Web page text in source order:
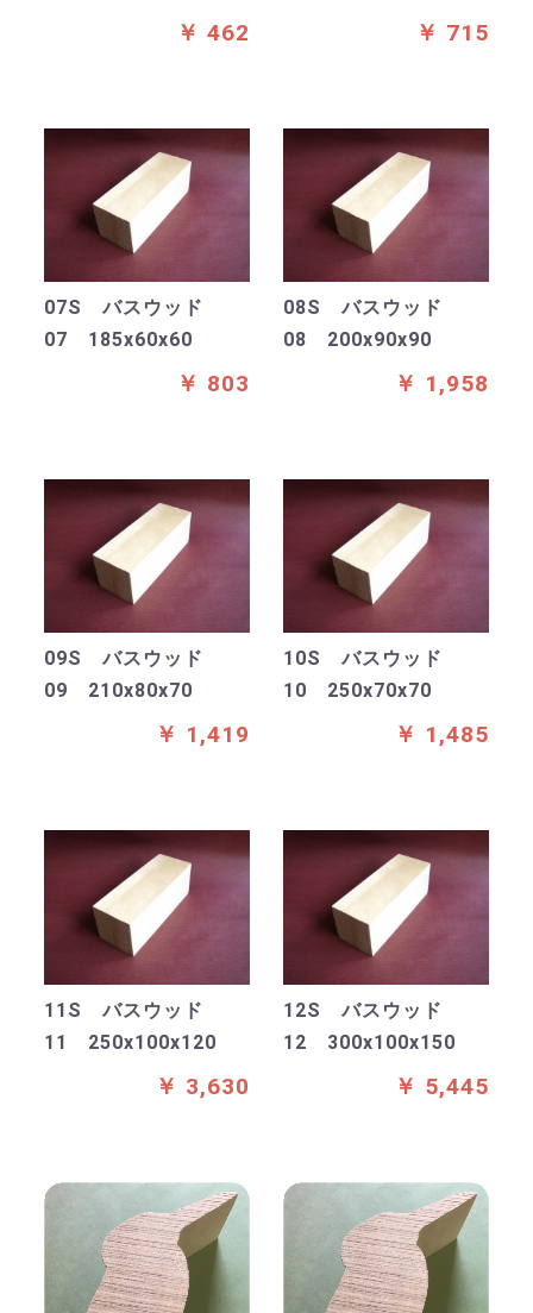
￥ 462 ￥ 715
07S バスウッド
07 185x60x60
￥ 803
08S バスウッド
08 200x90x90
￥ 1,958
09S バスウッド
09 210x80x70
￥ 1,419
10S バスウッド
10 250x70x70
￥ 1,485
11S バスウッド
11 250x100x120
￥ 3,630
12S バスウッド
12 300x100x150
￥ 5,445